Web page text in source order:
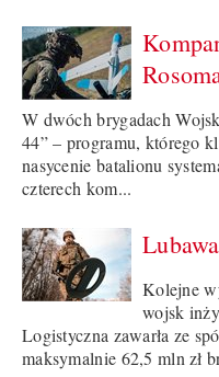
W dwóch brygadach
44” – programu, którego
nasycenie batalionu
czterech kom...
Kolejne
wojsk
Logistyczna zawarła ze
maksymalnie 62,5 mln zł